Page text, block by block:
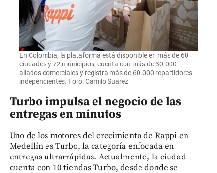
En Colombia, la plataforma está disponible en más de 60
ciudades y 72 municipios, cuenta con más de 30.000
aliados comerciales y registra más de 60.000 repartidores
independientes. Foro: Camilo Suárez
Turbo impulsa el negocio de las
entregas en minutos
Uno de los motores del crecimiento de Rappi en
Medellín es Turbo, la categoría enfocada en
entregas ultrarrápidas. Actualmente, la ciudad
cuenta con 10 tiendas Turbo, desde donde se